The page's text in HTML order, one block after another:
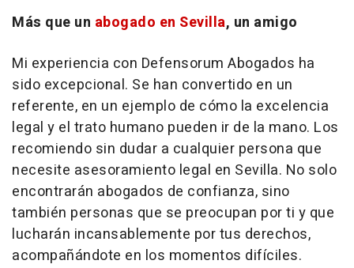
Más que un abogado en Sevilla, un amigo
Mi experiencia con Defensorum Abogados ha
sido excepcional. Se han convertido en un
referente, en un ejemplo de cómo la excelencia
legal y el trato humano pueden ir de la mano. Los
recomiendo sin dudar a cualquier persona que
necesite asesoramiento legal en Sevilla. No solo
encontrarán abogados de confianza, sino
también personas que se preocupan por ti y que
lucharán incansablemente por tus derechos,
acompañándote en los momentos difíciles.